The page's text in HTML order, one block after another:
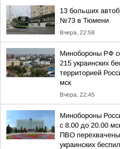
13 больших
№73 в Тюмени
Вчера, 22:58
Минобороны РФ
215 украинских
территорией
мск
Вчера, 22:45
Минобороны
с 8.00 до 20.00
ПВО
украинских